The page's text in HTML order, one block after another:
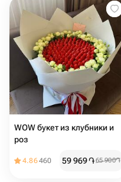
WOW букет из клубники и
роз
4.86460 59 969֏65 900֏